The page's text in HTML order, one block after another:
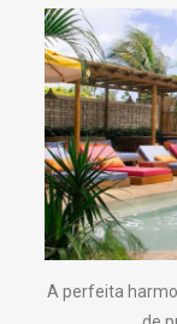
A perfeita